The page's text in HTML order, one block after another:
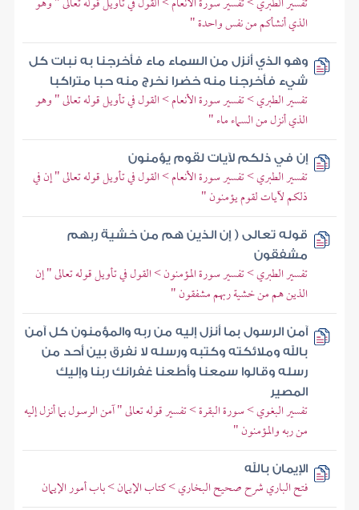
الذي أنشأكم من نفس واحدة "
وهو الذي أنزل من السماء ماء فأخرجنا به نبات كل
شيء فأخرجنا منه خضرا نخرج منه حبا متراكبا
تفسير الطبري > تفسير سورة الأنعام > القول في تأويل قوله تعالى " وهو
الذي أنزل من السماء ماء "
إن في ذلكم لآيات لقوم يؤمنون
تفسير الطبري > تفسير سورة الأنعام > القول في تأويل قوله تعالى " إن في
ذلكم لآيات لقوم يؤمنون "
قوله تعالى ( إن الذين هم من خشية ربهم
مشفقون
تفسير الطبري > تفسير سورة المؤمنون > القول في تأويل قوله تعالى " إن
الذين هم من خشية ربهم مشفقون "
آمن الرسول بما أنزل إليه من ربه والمؤمنون كل آمن
بالله وملائكته وكتبه ورسله لا نفرق بين أحد من
رسله وقالوا سمعنا وأطعنا غفرانك ربنا وإليك
المصير
تفسير البغوي > سورة البقرة > تفسير قوله تعالى " آمن الرسول بما أنزل إليه
من ربه والمؤمنون "
الإيمان بالله
فتح الباري شرح صحيح البخاري > كتاب الإيمان > باب أمور الإيمان